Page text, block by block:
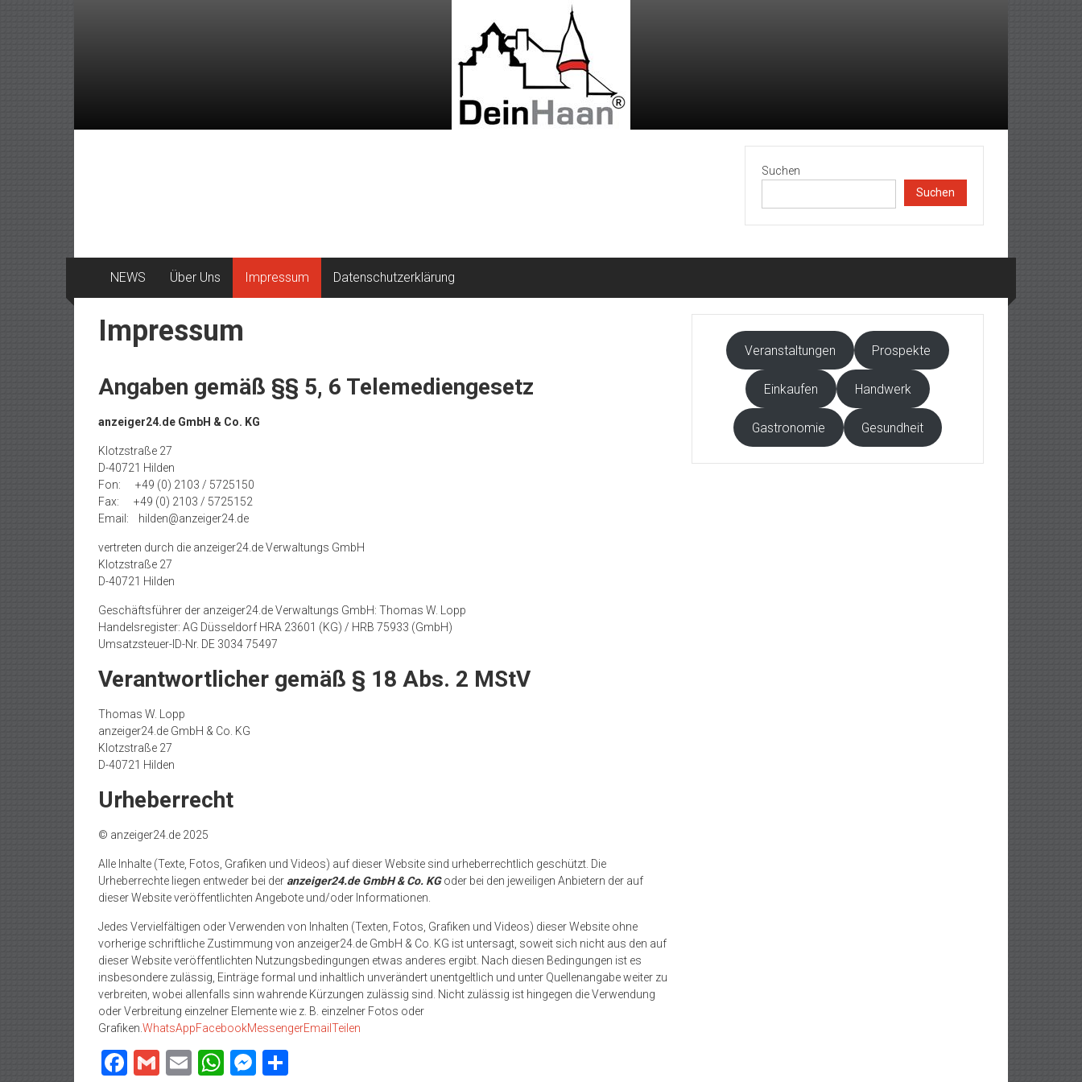
Suchen
Suchen
NEWS Über Uns Impressum Datenschutzerklärung
Impressum
Angaben gemäß §§ 5, 6 Telemediengesetz
anzeiger24.de GmbH & Co. KG
Klotzstraße 27
D-40721 Hilden
Fon: +49 (0) 2103 / 5725150
Fax: +49 (0) 2103 / 5725152
Email: hilden@anzeiger24.de
vertreten durch die anzeiger24.de Verwaltungs GmbH
Klotzstraße 27
D-40721 Hilden
Geschäftsführer der anzeiger24.de Verwaltungs GmbH: Thomas W. Lopp
Handelsregister: AG Düsseldorf HRA 23601 (KG) / HRB 75933 (GmbH)
Umsatzsteuer-ID-Nr. DE 3034 75497
Verantwortlicher gemäß § 18 Abs. 2 MStV
Thomas W. Lopp
anzeiger24.de GmbH & Co. KG
Klotzstraße 27
D-40721 Hilden
Urheberrecht
© anzeiger24.de 2025
Alle Inhalte (Texte, Fotos, Grafiken und Videos) auf dieser Website sind urheberrechtlich geschützt. Die
Urheberrechte liegen entweder bei der anzeiger24.de GmbH & Co. KGoder bei den jeweiligen Anbietern der auf
dieser Website veröffentlichten Angebote und/oder Informationen.
Jedes Vervielfältigen oder Verwenden von Inhalten (Texten, Fotos, Grafiken und Videos) dieser Website ohne
vorherige schriftliche Zustimmung von anzeiger24.de GmbH & Co. KG ist untersagt, soweit sich nicht aus den auf
dieser Website veröffentlichten Nutzungsbedingungen etwas anderes ergibt. Nach diesen Bedingungen ist es
insbesondere zulässig, Einträge formal und inhaltlich unverändert unentgeltlich und unter Quellenangabe weiter zu
verbreiten, wobei allenfalls sinn wahrende Kürzungen zulässig sind. Nicht zulässig ist hingegen die Verwendung
oder Verbreitung einzelner Elemente wie z. B. einzelner Fotos oder
Grafiken. WhatsAppFacebookMessengerEmail Teilen
Facebook
GmailEmailWhatsApp
Messenger
Veranstaltungen Prospekte
Einkaufen Handwerk
Gastronomie Gesundheit